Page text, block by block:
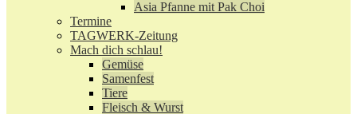
Asia Pfanne mit Pak Choi
Termine
TAGWERK-Zeitung
Mach dich schlau!
Gemüse
Samenfest
Tiere
Fleisch & Wurst